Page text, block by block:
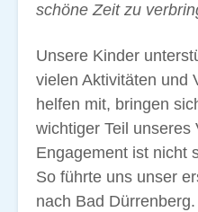
schöne Zeit zu
Unsere Kinder
vielen Aktivitäten und
helfen mit, bringen
wichtiger Teil unseres
Engagement ist nicht
So führte uns unser
nach Bad Dürrenberg.